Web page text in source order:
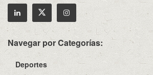
Navegar por Categorías:
Deportes